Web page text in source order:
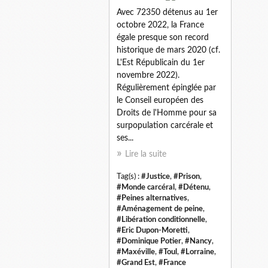
Avec 72350 détenus au 1er
octobre 2022, la France
égale presque son record
historique de mars 2020 (cf.
L'Est Républicain du 1er
novembre 2022).
Régulièrement épinglée par
le Conseil européen des
Droits de l'Homme pour sa
surpopulation carcérale et
ses...
Lire la suite
Tag(s) : #Justice, #Prison,
#Monde carcéral , #Détenu,
#Peines alternatives,
#Aménagement de peine,
#Libération conditionnelle,
#Eric Dupon-Moretti,
#Dominique Potier, #Nancy,
#Maxéville, #Toul , #Lorraine,
#Grand Est, #France